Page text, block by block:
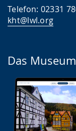
Telefon: 02331
kht@lwl.org
Das Museum